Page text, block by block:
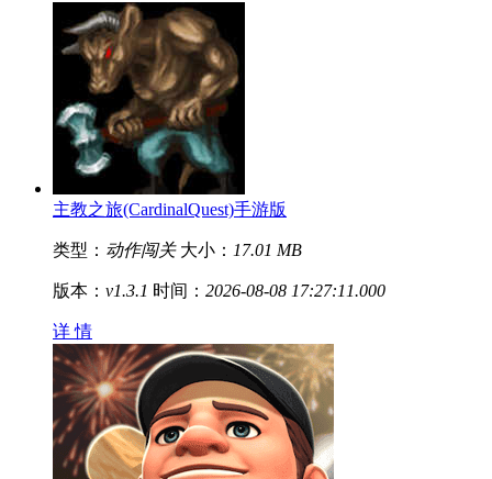
主教之旅(CardinalQuest)手游版
类型： 动作闯关 大小： 17.01 MB
版本： v1.3.1 时间： 2026-08-08 17:27:11.000
详 情